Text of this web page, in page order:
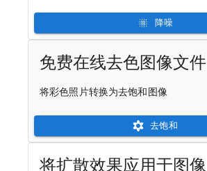
降噪
免费在线去色图像文件
将彩色照片转换为去饱和图像
去饱和
将扩散效果应用于图像